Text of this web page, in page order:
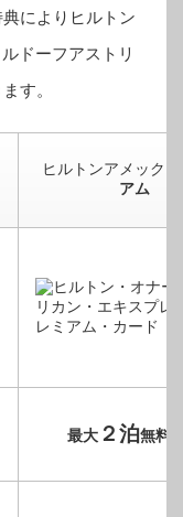
によりヒルトン
ドーフアストリ
す。
ヒルトンアメックス
アム
最大２泊無料